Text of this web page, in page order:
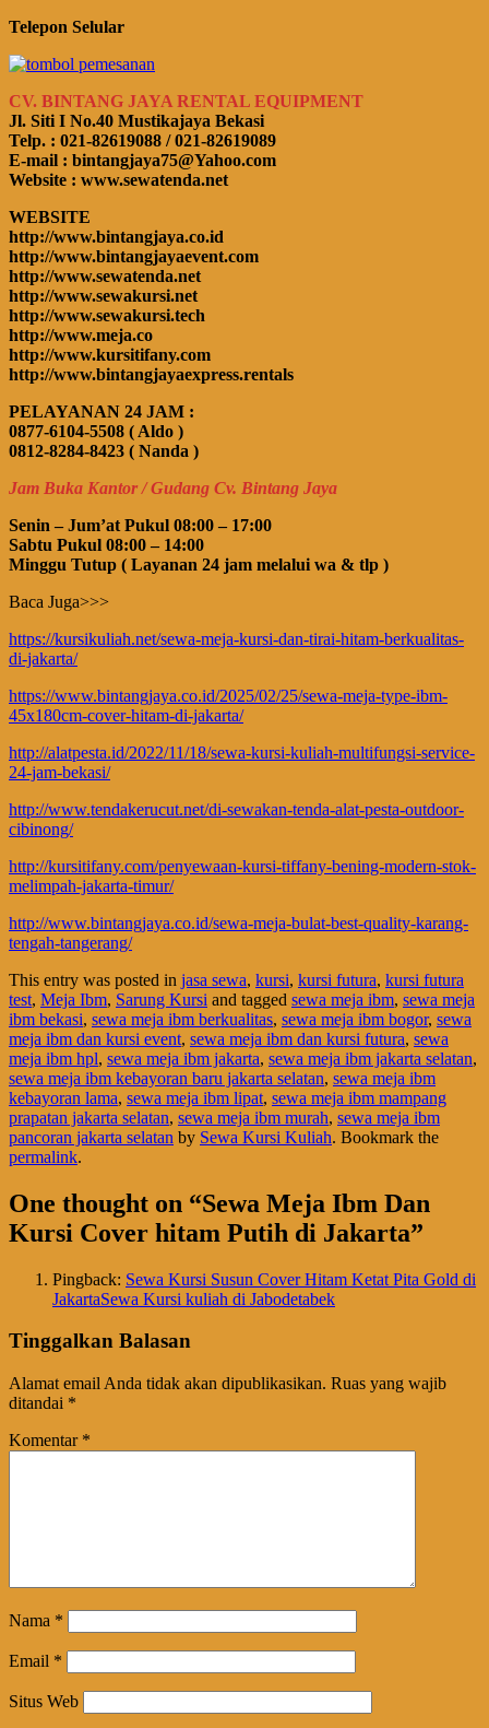
Telepon Selular
CV. BINTANG JAYA RENTAL EQUIPMENT
Jl. Siti I No.40 Mustikajaya Bekasi
Telp. : 021-82619088 / 021-82619089
E-mail : bintangjaya75@Yahoo.com
Website : www.sewatenda.net
WEBSITE
http://www.bintangjaya.co.id
http://www.bintangjayaevent.com
http://www.sewatenda.net
http://www.sewakursi.net
http://www.sewakursi.tech
http://www.meja.co
http://www.kursitifany.com
http://www.bintangjayaexpress.rentals
PELAYANAN 24 JAM :
0877-6104-5508 ( Aldo )
0812-8284-8423 ( Nanda )
Jam Buka Kantor / Gudang Cv. Bintang Jaya
Senin – Jum’at Pukul 08:00 – 17:00
Sabtu Pukul 08:00 – 14:00
Minggu Tutup ( Layanan 24 jam melalui wa & tlp )
Baca Juga>>>
https://kursikuliah.net/sewa-meja-kursi-dan-tirai-hitam-berkualitas-
di-jakarta/
https://www.bintangjaya.co.id/2025/02/25/sewa-meja-type-ibm-
45x180cm-cover-hitam-di-jakarta/
http://alatpesta.id/2022/11/18/sewa-kursi-kuliah-multifungsi-service-
24-jam-bekasi/
http://www.tendakerucut.net/di-sewakan-tenda-alat-pesta-outdoor-
cibinong/
http://kursitifany.com/penyewaan-kursi-tiffany-bening-modern-stok-
melimpah-jakarta-timur/
http://www.bintangjaya.co.id/sewa-meja-bulat-best-quality-karang-
tengah-tangerang/
This entry was posted in jasa sewa, kursi, kursi futura, kursi futura
test, Meja Ibm, Sarung Kursi and tagged sewa meja ibm, sewa meja
ibm bekasi, sewa meja ibm berkualitas, sewa meja ibm bogor, sewa
meja ibm dan kursi event, sewa meja ibm dan kursi futura, sewa
meja ibm hpl, sewa meja ibm jakarta, sewa meja ibm jakarta selatan,
sewa meja ibm kebayoran baru jakarta selatan, sewa meja ibm
kebayoran lama, sewa meja ibm lipat, sewa meja ibm mampang
prapatan jakarta selatan, sewa meja ibm murah, sewa meja ibm
pancoran jakarta selatan by Sewa Kursi Kuliah. Bookmark the
permalink.
One thought on “Sewa Meja Ibm Dan
Kursi Cover hitam Putih di Jakarta”
Pingback: Sewa Kursi Susun Cover Hitam Ketat Pita Gold di
JakartaSewa Kursi kuliah di Jabodetabek
Tinggalkan Balasan
Alamat email Anda tidak akan dipublikasikan. Ruas yang wajib
ditandai *
Komentar *
Nama *
Email *
Situs Web